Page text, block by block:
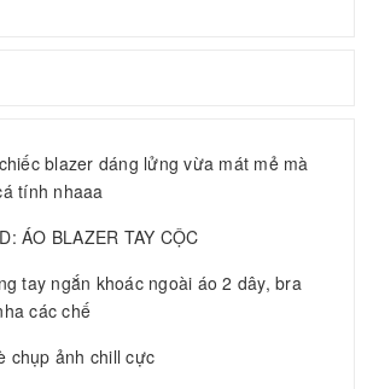
blazer dáng lửng vừa mát mẻ mà
tính nhaaa
BLAZER TAY CỘC
tay ngắn khoác ngoài áo 2 dây, bra
các chế
chụp ảnh chill cực